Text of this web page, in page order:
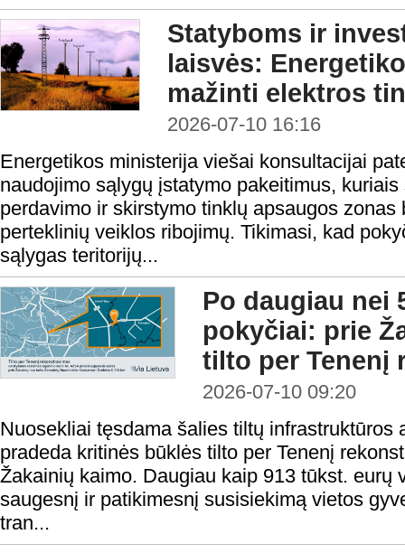
Statyboms ir
laisvės:
mažinti elektros
2026-07-10 16:16
Energetikos ministerija viešai konsultacijai
naudojimo sąlygų įstatymo pakeitimus,
perdavimo ir skirstymo tinklų apsaugos zonas
perteklinių veiklos ribojimų. Tikimasi, kad
sąlygas teritorijų...
Po daugiau nei
pokyčiai: prie
tilto per Tenenį
2026-07-10 09:20
Nuosekliai tęsdama šalies tiltų infrastruktūros
pradeda kritinės būklės tilto per Tenenį
Žakainių kaimo. Daugiau kaip 913 tūkst. eurų
saugesnį ir patikimesnį susisiekimą vietos
tran...